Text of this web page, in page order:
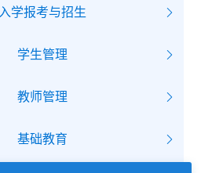
入学报考与招生
学生管理
教师管理
基础教育